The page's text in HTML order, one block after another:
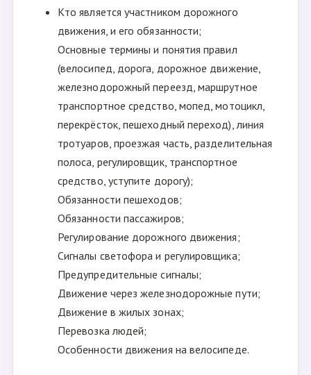
Кто является участником дорожного
движения, и его обязанности;
Основные термины и понятия правил
(велосипед, дорога, дорожное движение,
железнодорожный переезд, маршрутное
транспортное средство, мопед, мотоцикл,
перекрёсток, пешеходный переход), линия
тротуаров, проезжая часть, разделительная
полоса, регулировщик, транспортное
средство, уступите дорогу);
Обязанности пешеходов;
Обязанности пассажиров;
Регулирование дорожного движения;
Сигналы светофора и регулировщика;
Предупредительные сигналы;
Движение через железнодорожные пути;
Движение в жилых зонах;
Перевозка людей;
Особенности движения на велосипеде.